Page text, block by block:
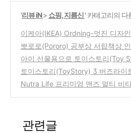
'리뷰 iN> 쇼핑, 지름신' 카테고리의 다
이케아(IKEA) Ordning-멋진 디자
주방타이머 추천 제품 구입 사용기
뽀로로(Pororo) 공부상 서랍책상
구입
(0)
아이 선물용으로 토이스토리(Toy
감 구입
(0)
토이스토리(ToyStory) 3 버즈라이
감 로봇 인터넷으로 구입 사용기 리
Nutra Life 프리미엄 맨즈 멀티 비
관련글